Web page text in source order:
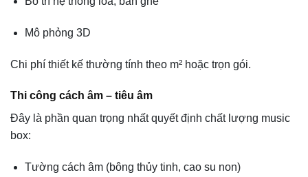
Mô phỏng 3D
Chi phí thiết kế thường tính theo m² hoặc trọn gói.
Thi công cách âm – tiêu âm
Đây là phần quan trọng nhất quyết định chất lượng music
box:
Tường cách âm (bông thủy tinh, cao su non)